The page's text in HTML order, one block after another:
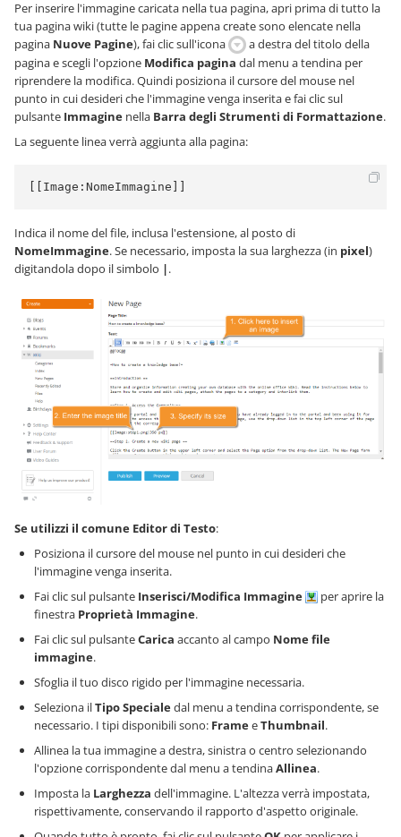
Per inserire l'immagine caricata nella tua pagina, apri prima di tutto la
tua pagina wiki (tutte le pagine appena create sono elencate nella
pagina Nuove Pagine), fai clic sull'icona
a destra del titolo della
pagina e scegli l'opzione Modifica pagina dal menu a tendina per
riprendere la modifica. Quindi posiziona il cursore del mouse nel
punto in cui desideri che l'immagine venga inserita e fai clic sul
pulsante Immagine nella Barra degli Strumenti di Formattazione.
La seguente linea verrà aggiunta alla pagina:
[[Image:NomeImmagine]]
Indica il nome del file, inclusa l'estensione, al posto di
NomeImmagine. Se necessario, imposta la sua larghezza (in pixel)
digitandola dopo il simbolo |.
Se utilizzi il comune Editor di Testo:
Posiziona il cursore del mouse nel punto in cui desideri che
l'immagine venga inserita.
Fai clic sul pulsante Inserisci/Modifica Immagine
per aprire la
finestra Proprietà Immagine.
Fai clic sul pulsanteCarica accanto al campo Nome file
immagine.
Sfoglia il tuo disco rigido per l'immagine necessaria.
Seleziona ilTipo Specialedal menu a tendina corrispondente, se
necessario. I tipi disponibili sono: FrameeThumbnail.
Allinea la tua immagine a destra, sinistra o centro selezionando
l'opzione corrispondente dal menu a tendinaAllinea.
Imposta la Larghezza dell'immagine. L'altezza verrà impostata,
rispettivamente, conservando il rapporto d'aspetto originale.